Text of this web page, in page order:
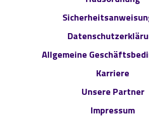
Allgemeine
Karriere
Unsere Partner
Impressum